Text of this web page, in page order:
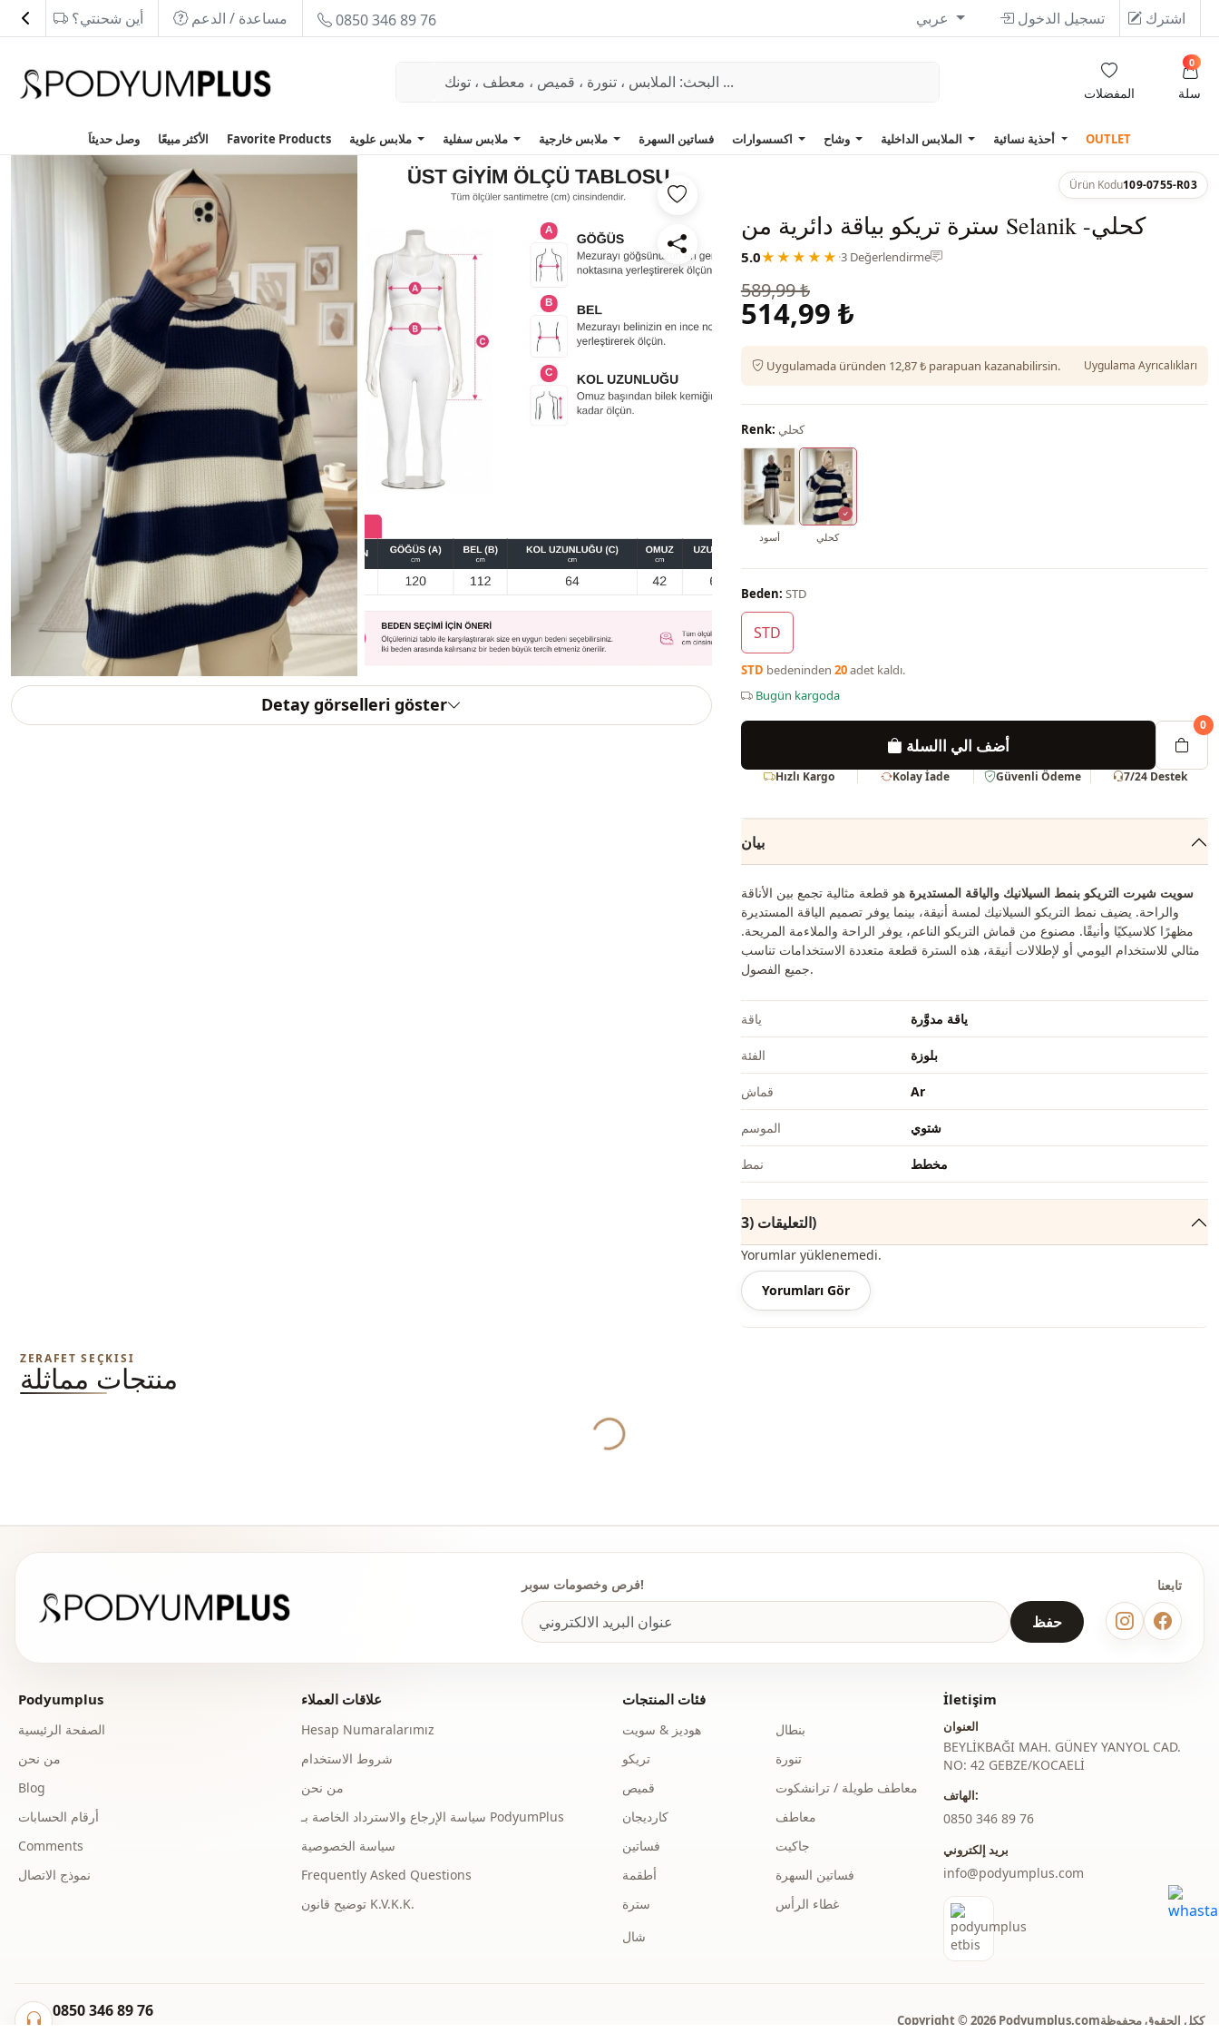
أين شحنتي؟ مساعدة / الدعم 0850 346 89 76 تسجيل الدخول اشترك
المفضلات سلة
0
وصل حديثاَ الأكثر مبيعًا Favorite Products ملابس علوية ملابس سفلية ملابس خارجية فساتين السهرة OUTLET
Detay görselleri göster
Ürün Kodu109-0755-R03
سترة تريكو بياقة دائرية من Selanik -كحلي
5.0★★★★★ ·3 Değerlendirme
589,99 ₺
514,99 ₺
Uygulamada üründen 12,87 ₺ parapuan kazanabilirsin. Uygulama Ayrıcalıkları
Renk: كحلي
أسود كحلي
Beden: STD
STD
STD bedeninden 20adet kaldı.
Bugün kargoda
أضف الي االسلة
0
Hızlı Kargo Kolay İade Güvenli Ödeme 7/24 Destek
بيان
سويت شيرت التريكو بنمط السيلانيك والياقة المستديرة هو قطعة مثالية تجمع بين الأناقة
والراحة. يضيف نمط التريكو السيلانيك لمسة أنيقة، بينما يوفر تصميم الياقة المستديرة
مظهرًا كلاسيكيًا وأنيقًا. مصنوع من قماش التريكو الناعم، يوفر الراحة والملاءمة المريحة.
مثالي للاستخدام اليومي أو لإطلالات أنيقة، هذه السترة قطعة متعددة الاستخدامات تناسب
جميع الفصول.
ياقة ياقة مدوَّرة
الفئة بلوزة
قماش Ar
الموسم شتوي
نمط مخطط
التعليقات (3)
Yorumlar yüklenemedi.
Yorumları Gör
ZERAFET SEÇKISI
منتجات مماثلة
Yukleniyor...
فرص وخصومات سوبر!
حفظ
تابعنا
Podyumplus
الصفحة الرئيسية
من نحن
Blog
أرقام الحسابات
Comments
نموذج الاتصال
علاقات العملاء
Hesap Numaralarımız
شروط الاستخدام
من نحن
سياسة الإرجاع والاسترداد الخاصة بـ PodyumPlus
سياسة الخصوصية
Frequently Asked Questions
توضيح قانون K.V.K.K.
فئات المنتجات
هوديز & سويت
تريكو
قميص
كارديجان
فساتين
أطقمة
سترة
بنطال
تنورة
معاطف طويلة / ترانشكوت
معاطف
جاكيت
فساتين السهرة
غطاء الرأس
شال
İletişim
العنوان
BEYLİKBAĞI MAH. GÜNEY YANYOL CAD.
NO: 42 GEBZE/KOCAELİ
الهاتف:
‎0850 346 89 76
بريد إلكتروني
info@podyumplus.com
0850 346 89 76
Copyright © 2026 Podyumplus.comككل الحقوق محفوظة